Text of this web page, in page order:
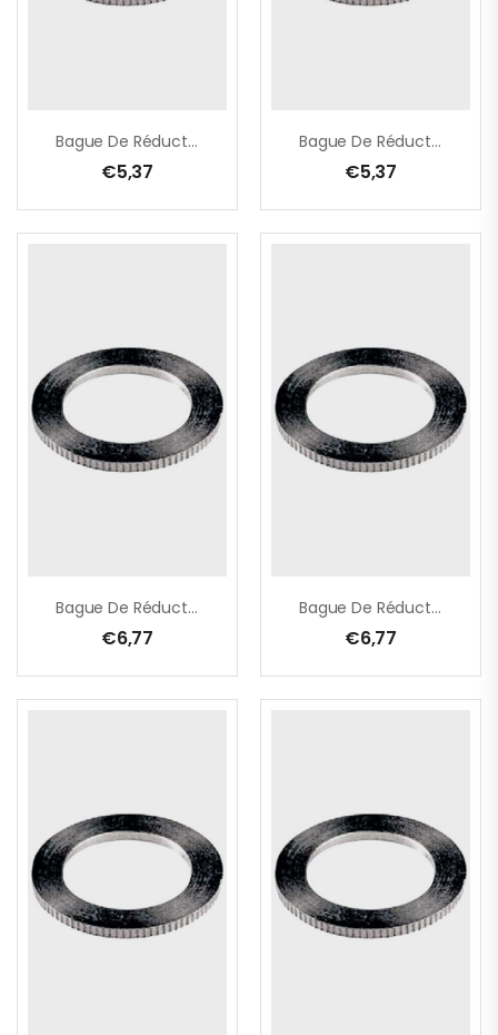
Bague De Réduction – 25,4 -> 22,2 Mm X 1,4 Mm
€5,37
Bague De Réduction – 25,4 -> 22,2 Mm X 1,6 Mm
€5,37
Bague De Réduction – 30,0 -> 20,0 Mm X 2,0 Mm
€6,77
Bague De Réduction – 30,0 -> 22,2 Mm X 2,8 Mm
€6,77